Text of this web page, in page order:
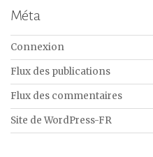
Méta
Connexion
Flux des publications
Flux des commentaires
Site de WordPress-FR